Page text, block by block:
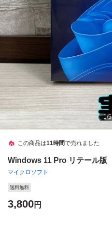
1/5
この商品は11時間で売れました
Windows 11 Pro リテール版
マイクロソフト
送料無料
3,800円